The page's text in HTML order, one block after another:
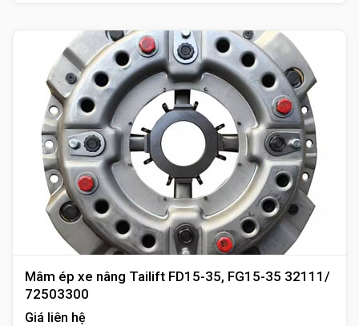
Mâm ép xe nâng Tailift FD15-35, FG15-35 32111/
72503300
Giá liên hệ